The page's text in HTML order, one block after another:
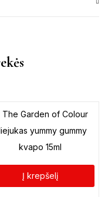
Į krepšelį